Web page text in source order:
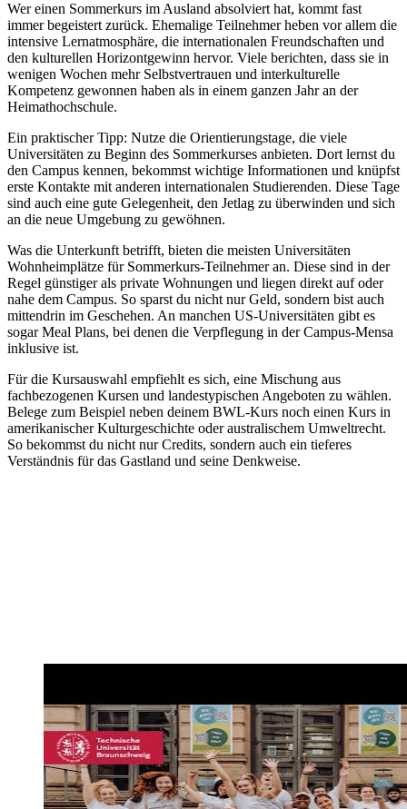
Wer einen Sommerkurs im Ausland absolviert hat, kommt fast
immer begeistert zurück. Ehemalige Teilnehmer heben vor allem die
intensive Lernatmosphäre, die internationalen Freundschaften und
den kulturellen Horizontgewinn hervor. Viele berichten, dass sie in
wenigen Wochen mehr Selbstvertrauen und interkulturelle
Kompetenz gewonnen haben als in einem ganzen Jahr an der
Heimathochschule.
Ein praktischer Tipp: Nutze die Orientierungstage, die viele
Universitäten zu Beginn des Sommerkurses anbieten. Dort lernst du
den Campus kennen, bekommst wichtige Informationen und knüpfst
erste Kontakte mit anderen internationalen Studierenden. Diese Tage
sind auch eine gute Gelegenheit, den Jetlag zu überwinden und sich
an die neue Umgebung zu gewöhnen.
Was die Unterkunft betrifft, bieten die meisten Universitäten
Wohnheimplätze für Sommerkurs-Teilnehmer an. Diese sind in der
Regel günstiger als private Wohnungen und liegen direkt auf oder
nahe dem Campus. So sparst du nicht nur Geld, sondern bist auch
mittendrin im Geschehen. An manchen US-Universitäten gibt es
sogar Meal Plans, bei denen die Verpflegung in der Campus-Mensa
inklusive ist.
Für die Kursauswahl empfiehlt es sich, eine Mischung aus
fachbezogenen Kursen und landestypischen Angeboten zu wählen.
Belege zum Beispiel neben deinem BWL-Kurs noch einen Kurs in
amerikanischer Kulturgeschichte oder australischem Umweltrecht.
So bekommst du nicht nur Credits, sondern auch ein tieferes
Verständnis für das Gastland und seine Denkweise.